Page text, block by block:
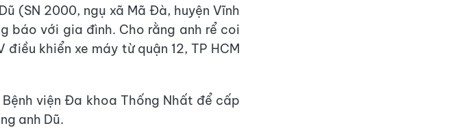
(SN 2000, ngụ xã Mã Đà, huyện Vĩnh
báo với gia đình. Cho rằng anh rể coi
điều khiển xe máy từ quận 12, TP HCM
viện Đa khoa Thống Nhất để cấp
anh Dũ.